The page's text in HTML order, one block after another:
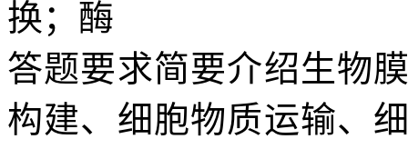
换；酶
答题要求简要介绍生物
构建、细胞物质运输、